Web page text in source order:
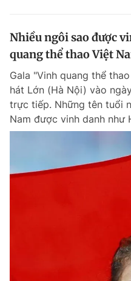
Nhiều ngôi sao được
quang thể thao Việt
Gala "Vinh quang thể
hát Lớn (Hà Nội) vào
trực tiếp. Những tên tuổi
Nam được vinh danh như